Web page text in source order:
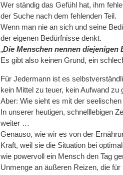
Wer ständig das Gefühl hat, ihm
der Suche nach dem fehlenden Teil.
Wenn man nie an sich und seine
der eigenen Bedürfnisse denkt.
„Die Menschen nennen
Es gibt also keinen Grund, ein
Für Jedermann ist es
kein Mittel zu teuer, kein Aufwand zu
Aber: Wie sieht es mit der
In unserer heutigen, schnelllebigen
weiter …
Genauso, wie wir es von der
Kraft, weil sie die Situation bei
wie powervoll ein Mensch den Tag
Unmenge an äußeren Reizen, die